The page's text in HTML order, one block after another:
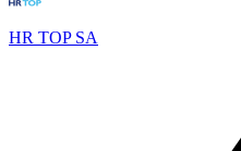
HR TOP SA